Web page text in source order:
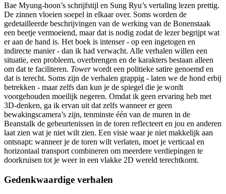
Bae Myung-hoon’s schrijfstijl en Sung Ryu’s vertaling lezen prettig.
De zinnen vloeien soepel in elkaar over. Soms worden de
gedetailleerde beschrijvingen van de werking van de Bonenstaak
een beetje vermoeiend, maar dat is nodig zodat de lezer begrijpt wat
er aan de hand is. Het boek is intenser - op een ingetogen en
indirecte manier - dan ik had verwacht. Alle verhalen willen een
situatie, een probleem, overbrengen en de karakters bestaan alleen
om dat te faciliteren. Towerwordt een politieke satire genoemd en
dat is terecht. Soms zijn de verhalen grappig - laten we de hond erbij
betrekken - maar zelfs dan kun je de spiegel die je wordt
voorgehouden moeilijk negeren. Omdat ik geen ervaring heb met
3D-denken, ga ik ervan uit dat zelfs wanneer er geen
bewakingscamera’s zijn, tenminste één van de muren in de
Beanstalk de gebeurtenissen in de toren reflecteert en jou en anderen
laat zien wat je niet wilt zien. Een visie waar je niet makkelijk aan
ontsnapt: wanneer je de toren wilt verlaten, moet je verticaal en
horizontaal transport combineren om meerdere verdiepingen te
doorkruisen tot je weer in een vlakke 2D wereld terechtkomt.
Gedenkwaardige verhalen